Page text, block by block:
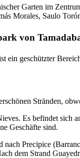
Garten im
Morales, Saulo
von
ein geschützter
Stränden,
. Es befindet sich
Geschäfte sind.
nach Precipice (
dem Strand